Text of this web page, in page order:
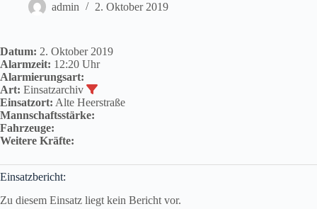
admin 2. Oktober 2019
Datum: 2. Oktober 2019
Alarmzeit: 12:20 Uhr
Alarmierungsart:
Art: Einsatzarchiv
Einsatzort: Alte Heerstraße
Mannschaftsstärke:
Fahrzeuge:
Weitere Kräfte:
Einsatzbericht:
Zu diesem Einsatz liegt kein Bericht vor.